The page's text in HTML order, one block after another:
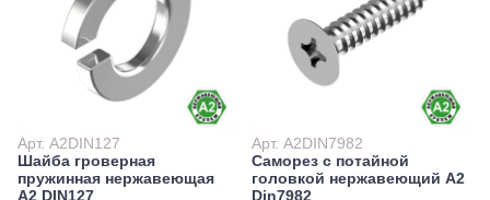
Арт. А2DIN127
Шайба гроверная
пружинная нержавеющая
А2 DIN127
Арт. А2DIN7982
Саморез с потайной
головкой нержавеющий А2
Din7982